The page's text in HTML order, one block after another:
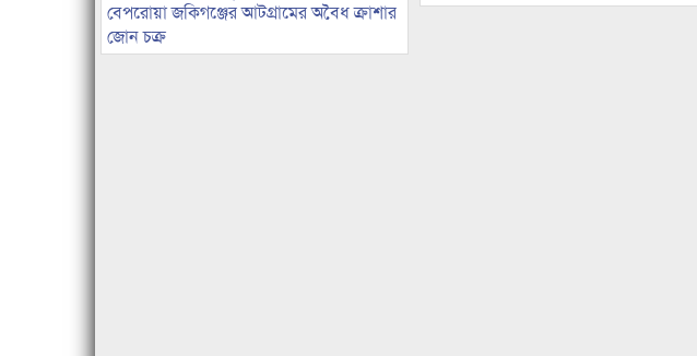
বেপরোয়া জকিগঞ্জের আটগ্রামের অবৈধ ক্রাশার
জোন চক্র